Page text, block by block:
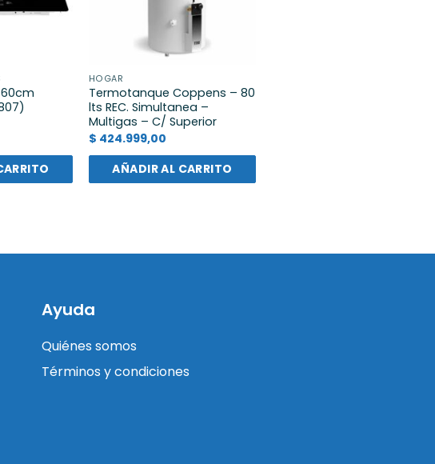
HOGAR
Termotanque Coppens – 80
lts REC. Simultanea –
Multigas – C/ Superior
$ 424.999,00
AÑADIR AL CARRITO
Ayuda
Quiénes somos
Términos y condiciones